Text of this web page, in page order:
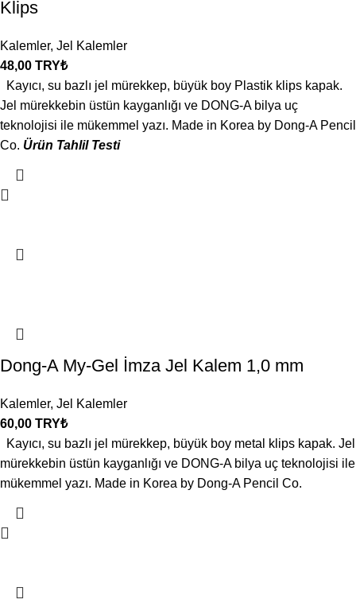
Klips
Kalemler, Jel Kalemler
48,00 TRY₺
Kayıcı, su bazlı jel mürekkep, büyük boy Plastik klips kapak.
Jel mürekkebin üstün kayganlığı ve DONG-A bilya uç
teknolojisi ile mükemmel yazı. Made in Korea by Dong-A Pencil
Co. Ürün Tahlil Testi
Dong-A My-Gel İmza Jel Kalem 1,0 mm
Kalemler, Jel Kalemler
60,00 TRY₺
Kayıcı, su bazlı jel mürekkep, büyük boy metal klips kapak. Jel
mürekkebin üstün kayganlığı ve DONG-A bilya uç teknolojisi ile
mükemmel yazı. Made in Korea by Dong-A Pencil Co.